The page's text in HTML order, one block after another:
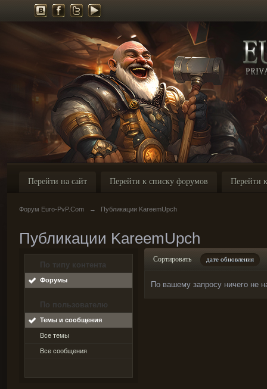
Перейти на сайт Перейти к списку форумов Перейти
Форум Euro-PvP.Com → Публикации KareemUpch
Публикации KareemUpch
По типу контента
Форумы
По пользователю
Темы и сообщения
Все темы
Все сообщения
Сортировать дате обновления
По вашему запросу ничего не